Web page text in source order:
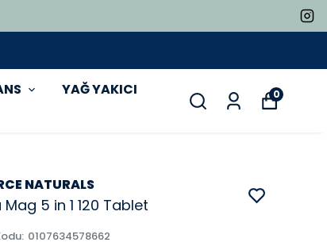
YAĞ YAKICI
0
NATURALS
Mag 5 in 1 120 Tablet
: 0107634578662